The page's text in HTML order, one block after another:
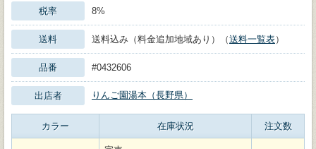
税率 8%
送料 送料込み（料金追加地域あり）（送料一覧表）
品番 #0432606
出店者 りんご園湯本（長野県）
カラー 在庫状況 注文数